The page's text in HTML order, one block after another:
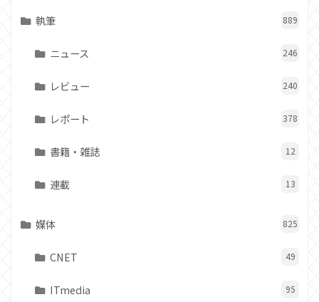
執筆 889
ニュース 246
レビュー 240
レポート 378
書籍・雑誌 12
連載 13
媒体 825
CNET 49
ITmedia 95